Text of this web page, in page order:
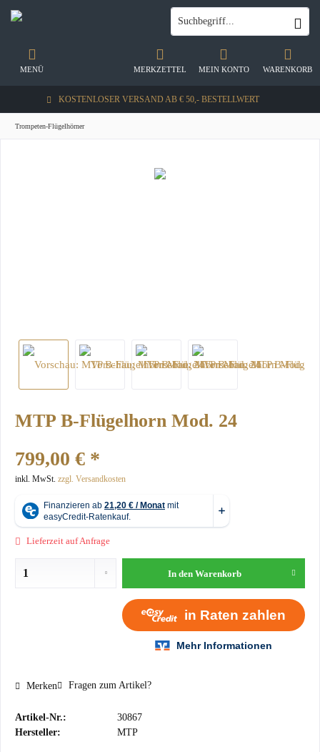
KOSTENLOSER VERSAND AB € 50,- BESTELLWERT
WARENKORB
MERKZETTEL MEIN KONTO
MENÜ
Trompeten-Flügelhörner
MTP B-Flügelhorn Mod. 24
799,00 € *
inkl. MwSt. zzgl. Versandkosten
Lieferzeit auf Anfrage
In den Warenkorb
Merken Fragen zum Artikel?
Artikel-Nr.:
30867
Hersteller:
MTP